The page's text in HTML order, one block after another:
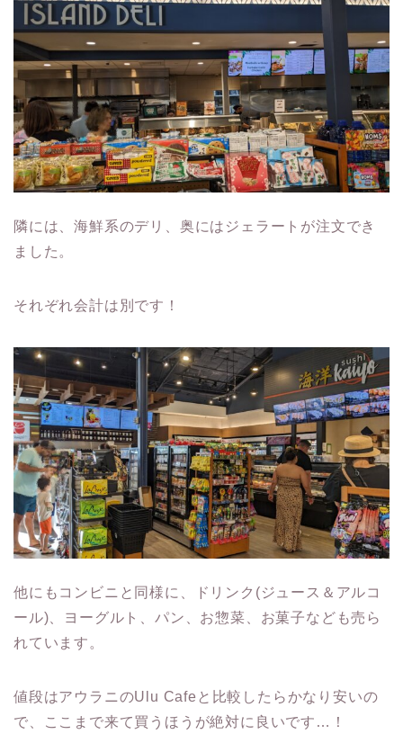
隣には、海鮮系のデリ、奥にはジェラートが注文でき
ました。
それぞれ会計は別です！
他にもコンビニと同様に、ドリンク(ジュース＆アルコ
ール)、ヨーグルト、パン、お惣菜、お菓子なども売ら
れています。
値段はアウラニのUlu Cafeと比較したらかなり安いの
で、ここまで来て買うほうが絶対に良いです…！